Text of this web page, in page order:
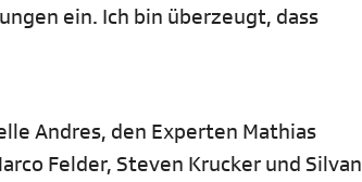
ein. Ich bin überzeugt, dass
Andres, den Experten Mathias
Felder, Steven Krucker und Silvan